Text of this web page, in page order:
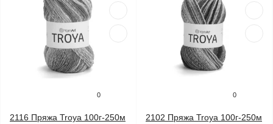
0
2116 Пряжа Troya 100г-250м
0
2102 Пряжа Troya 100г-250м